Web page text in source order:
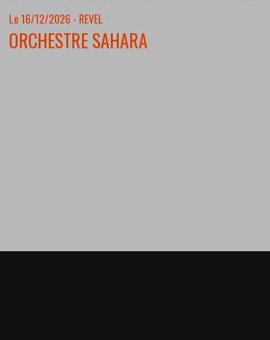
Le 16/12/2026 - REVEL
ORCHESTRE SAHARA